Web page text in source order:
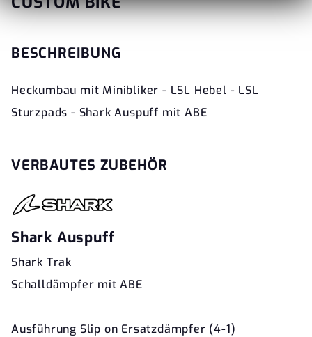
BESCHREIBUNG
Heckumbau mit Minibliker - LSL Hebel - LSL
Sturzpads - Shark Auspuff mit ABE
VERBAUTES ZUBEHÖR
Shark Auspuff
Shark Trak
Schalldämpfer mit ABE
Ausführung Slip on Ersatzdämpfer (4-1)